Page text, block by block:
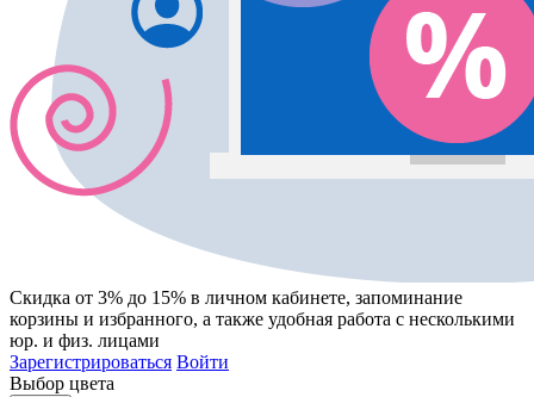
Скидка от 3% до 15% в личном кабинете, запоминание
корзины и избранного, а также удобная работа с несколькими
юр. и физ. лицами
Зарегистрироваться Войти
Выбор цвета